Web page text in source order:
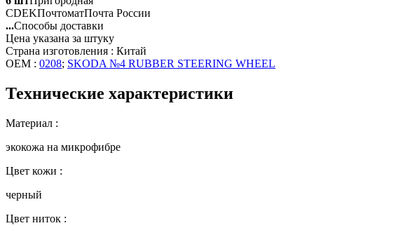
CDEKПочтоматПочта России
...Способы доставки
Цена указана за штуку
Страна изготовления : Китай
OEM : 0208; SKODA №4 RUBBER STEERING WHEEL
Технические характеристики
Материал :
экокожа на микрофибре
Цвет кожи :
черный
Цвет ниток :